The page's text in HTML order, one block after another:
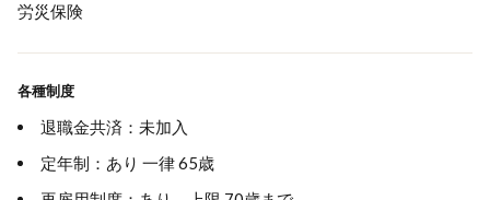
労災保険
各種制度
退職金共済：未加入
定年制：あり 一律 65歳